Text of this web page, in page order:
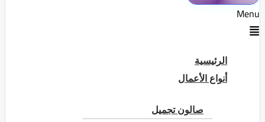
Menu
الرئيسية
أنواع الأعمال
صالون تجميل